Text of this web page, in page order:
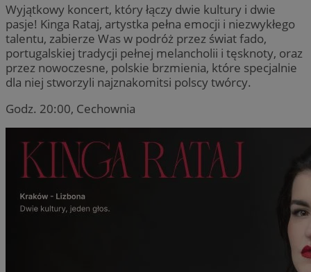
Wyjątkowy koncert, który łączy dwie kultury i dwie
pasje! Kinga Rataj, artystka pełna emocji i niezwykłego
talentu, zabierze Was w podróż przez świat fado,
portugalskiej tradycji pełnej melancholii i tęsknoty, oraz
przez nowoczesne, polskie brzmienia, które specjalnie
dla niej stworzyli najznakomitsi polscy twórcy.
Godz. 20:00, Cechownia